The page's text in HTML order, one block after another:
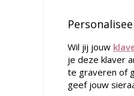
Wil jij jouw
je deze klaver
te graveren of
geef jouw